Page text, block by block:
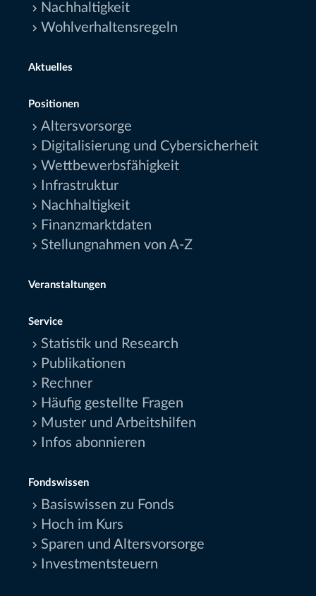
Nachhaltigkeit
Wohlverhaltensregeln
Aktuelles
Positionen
Altersvorsorge
Digitalisierung und Cybersicherheit
Wettbewerbsfähigkeit
Infrastruktur
Nachhaltigkeit
Finanzmarktdaten
Stellungnahmen von A-Z
Veranstaltungen
Service
Statistik und Research
Publikationen
Rechner
Häufig gestellte Fragen
Muster und Arbeitshilfen
Infos abonnieren
Fondswissen
Basiswissen zu Fonds
Hoch im Kurs
Sparen und Altersvorsorge
Investmentsteuern